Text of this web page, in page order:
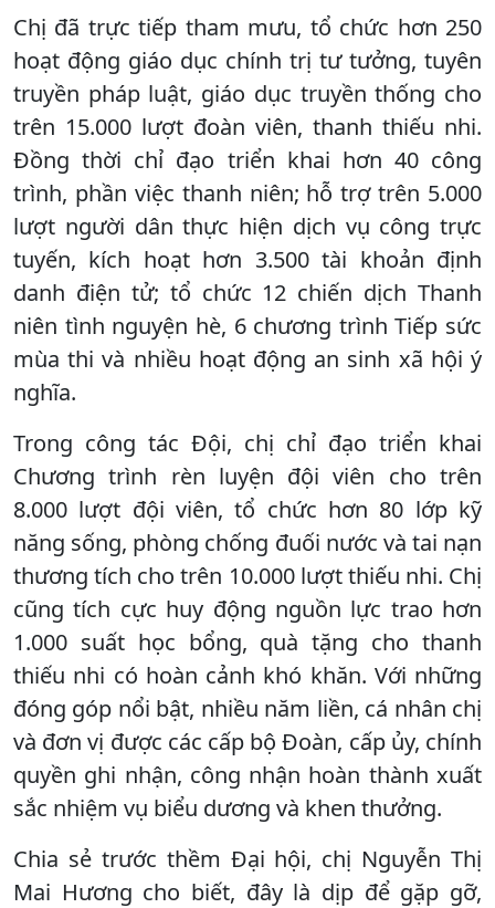
Chị đã trực tiếp tham mưu, tổ chức hơn 250
hoạt động giáo dục chính trị tư tưởng, tuyên
truyền pháp luật, giáo dục truyền thống cho
trên 15.000 lượt đoàn viên, thanh thiếu nhi.
Đồng thời chỉ đạo triển khai hơn 40 công
trình, phần việc thanh niên; hỗ trợ trên 5.000
lượt người dân thực hiện dịch vụ công trực
tuyến, kích hoạt hơn 3.500 tài khoản định
danh điện tử; tổ chức 12 chiến dịch Thanh
niên tình nguyện hè, 6 chương trình Tiếp sức
mùa thi và nhiều hoạt động an sinh xã hội ý
nghĩa.
Trong công tác Đội, chị chỉ đạo triển khai
Chương trình rèn luyện đội viên cho trên
8.000 lượt đội viên, tổ chức hơn 80 lớp kỹ
năng sống, phòng chống đuối nước và tai nạn
thương tích cho trên 10.000 lượt thiếu nhi. Chị
cũng tích cực huy động nguồn lực trao hơn
1.000 suất học bổng, quà tặng cho thanh
thiếu nhi có hoàn cảnh khó khăn. Với những
đóng góp nổi bật, nhiều năm liền, cá nhân chị
và đơn vị được các cấp bộ Đoàn, cấp ủy, chính
quyền ghi nhận, công nhận hoàn thành xuất
sắc nhiệm vụ biểu dương và khen thưởng.
Chia sẻ trước thềm Đại hội, chị Nguyễn Thị
Mai Hương cho biết, đây là dịp để gặp gỡ,